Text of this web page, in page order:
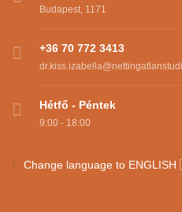
Budapest, 1171
+36 70 772 3413
Hétfő - Péntek
9:00 - 18:00
Change language to